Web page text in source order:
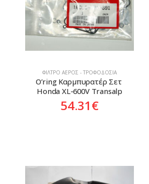
ΦΊΛΤΡΟ ΑΈΡΟΣ - ΤΡΟΦΟΔΟΣΊΑ
O’ring Καρμπυρατέρ Σετ
Honda XL-600V Transalp
54.31€